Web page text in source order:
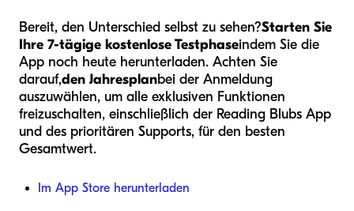
Bereit, den Unterschied selbst zu sehen?Starten Sie
Ihre 7-tägige kostenlose Testphaseindem Sie die
App noch heute herunterladen. Achten Sie
darauf,den Jahresplanbei der Anmeldung
auszuwählen, um alle exklusiven Funktionen
freizuschalten, einschließlich der Reading Blubs App
und des prioritären Supports, für den besten
Gesamtwert.
Im App Store herunterladen